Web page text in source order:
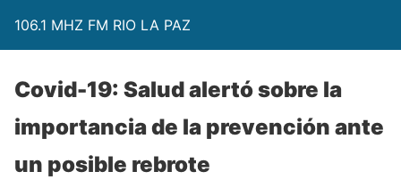
106.1 MHZ FM RIO LA PAZ
Covid-19: Salud alertó sobre la
importancia de la prevención ante
un posible rebrote